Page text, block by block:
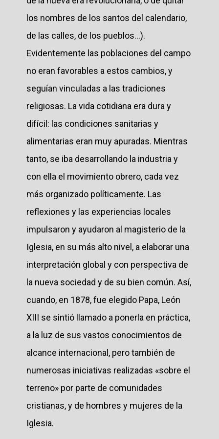
los nombres de los santos del calendario,
de las calles, de los pueblos...).
Evidentemente las poblaciones del campo
no eran favorables a estos cambios, y
seguían vinculadas a las tradiciones
religiosas. La vida cotidiana era dura y
difícil: las condiciones sanitarias y
alimentarias eran muy apuradas. Mientras
tanto, se iba desarrollando la industria y
con ella el movimiento obrero, cada vez
más organizado políticamente. Las
reflexiones y las experiencias locales
impulsaron y ayudaron al magisterio de la
Iglesia, en su más alto nivel, a elaborar una
interpretación global y con perspectiva de
la nueva sociedad y de su bien común. Así,
cuando, en 1878, fue elegido Papa, León
XIII se sintió llamado a ponerla en práctica,
a la luz de sus vastos conocimientos de
alcance internacional, pero también de
numerosas iniciativas realizadas «sobre el
terreno» por parte de comunidades
cristianas, y de hombres y mujeres de la
Iglesia.